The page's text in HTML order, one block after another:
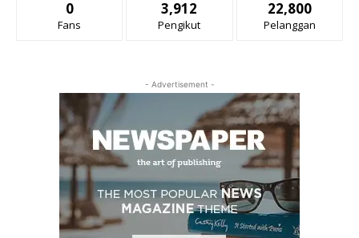
0
Fans
3,912
Pengikut
22,800
Pelanggan
- Advertisement -